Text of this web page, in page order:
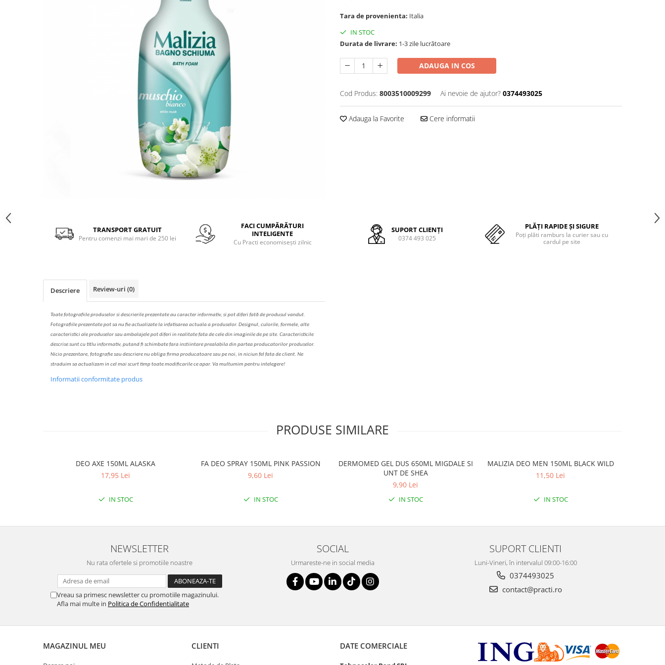
Solutie de indepartat rugina si
Tratament pentru par, conditioner
pentru par, masca de par
Vata demachianta
Facebook
Tara de provenienta: Italia
IN STOC
Durata de livrare: 1-3 zile lucrătoare
ADAUGA IN COS
Cod Produs: 8003510009299 Ai nevoie de ajutor? 0374493025
Adauga la Favorite Cere informatii
TRANSPORT GRATUIT
Pentru comenzi mai mari de 250 lei
FACI CUMPĂRĂTURI
INTELIGENTE
Cu Practi economisești zilnic
SUPORT CLIENȚI
0374 493 025
PLĂȚI RAPIDE ȘI SIGURE
Poți plăti ramburs la curier sau cu
cardul pe site
Descriere Review-uri (0)
Toate fotografiile produselorsidescrierileprezentate au caracter informativ, si pot diferi fată de produsul vandut.
Fotografiile prezentate pot sa nu fie actualizate la infatisarea actuala a produselor. Designul, culorile, formele, alte
caracteristici ale produselor sau ambalajele pot diferi in realitate fata de cele din imaginile de pe site. Caracteristicile
descrise sunt cu titlu informativ, putand fi schimbate fara instiintare prealabila din partea producatorilor produselor.
Nicio prezentare, fotografie sau descriere nu obliga firma producatoare sau pe noi, in niciun fel fata de client. Ne
straduim sa actualizam in cel mai scurt timp toate modificarile ce apar. Va multumim pentru intelegere!
Informatii conformitate produs
PRODUSE SIMILARE
DEO AXE 150ML ALASKA
17,95 Lei
IN STOC
FA DEO SPRAY 150ML PINK PASSION
9,60 Lei
IN STOC
DERMOMED GEL DUS 650ML MIGDALE SI
UNT DE SHEA
9,90 Lei
IN STOC
MALIZIA DEO MEN 150ML BLACK WILD
11,50 Lei
IN STOC
NEWSLETTER
Nu rata ofertele si promotiile noastre
Vreau sa primesc newsletter cu promotiile magazinului.
Afla mai multe in Politica de Confidentialitate
SOCIAL
Urmareste-ne in social media
SUPORT CLIENTI
Luni-Vineri, în intervalul 09:00-16:00
0374493025
contact@practi.ro
MAGAZINUL MEU CLIENTI DATE COMERCIALE